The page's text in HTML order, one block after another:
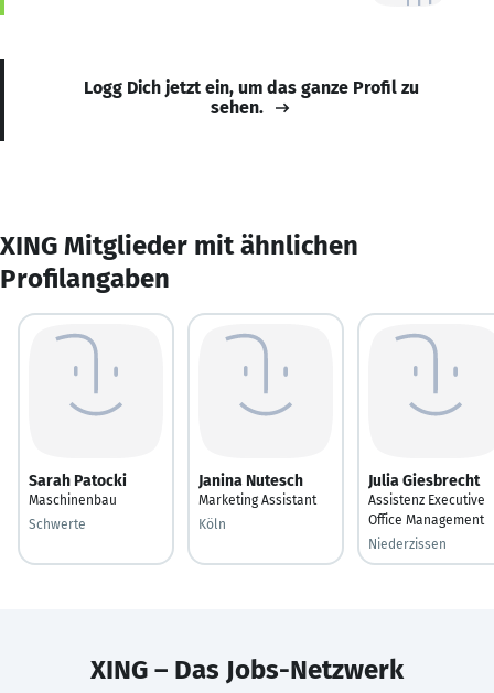
Logg Dich jetzt ein, um das ganze Profil zu
sehen.
XING Mitglieder mit ähnlichen
Profilangaben
Sarah Patocki
Maschinenbau
Schwerte
Janina Nutesch
Marketing Assistant
Köln
Julia Giesbrecht
Assistenz Executive
Office Management
Niederzissen
XING – Das Jobs-Netzwerk